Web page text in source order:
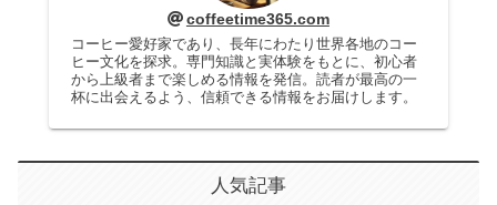
coffeetime365.com
コーヒー愛好家であり、長年にわたり世界各地のコー
ヒー文化を探求。専門知識と実体験をもとに、初心者
から上級者まで楽しめる情報を発信。読者が最高の一
杯に出会えるよう、信頼できる情報をお届けします。
人気記事